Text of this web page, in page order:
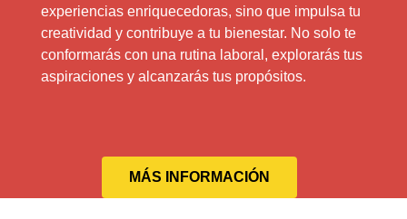
experiencias enriquecedoras, sino que impulsa tu
creatividad y contribuye a tu bienestar. No solo te
conformarás con una rutina laboral, explorarás tus
aspiraciones y alcanzarás tus propósitos.
MÁS INFORMACIÓN